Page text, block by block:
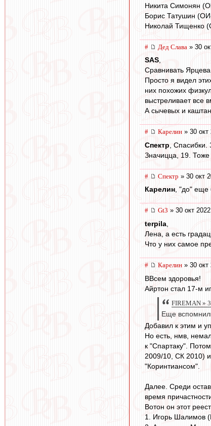
Никита Симонян
Борис Татушин
Николай Тищенко
# Дед Слава » 30
SAS,
Сравнивать
Просто я видел
них похожих
выстреливает
А сычевых и
# Карелин » 30 окт
Спектр ,
Значицца, 19.
# Спектр » 30 окт
Карелин, "до" еще
# Gt3 » 30 окт
terpila
Лена, а есть
Что у них самое
# Карелин » 30 окт
ВВсем здоровья!
Айртон стал 17-м
FIREMAN »
Еще
Добавил к этим и
Но есть, нмв,
к "Спартаку".
2009/10, СК 2010)
"Коринтиансом".
Далее. Среди
время
Вотон он этот
1. Игорь Шалимов